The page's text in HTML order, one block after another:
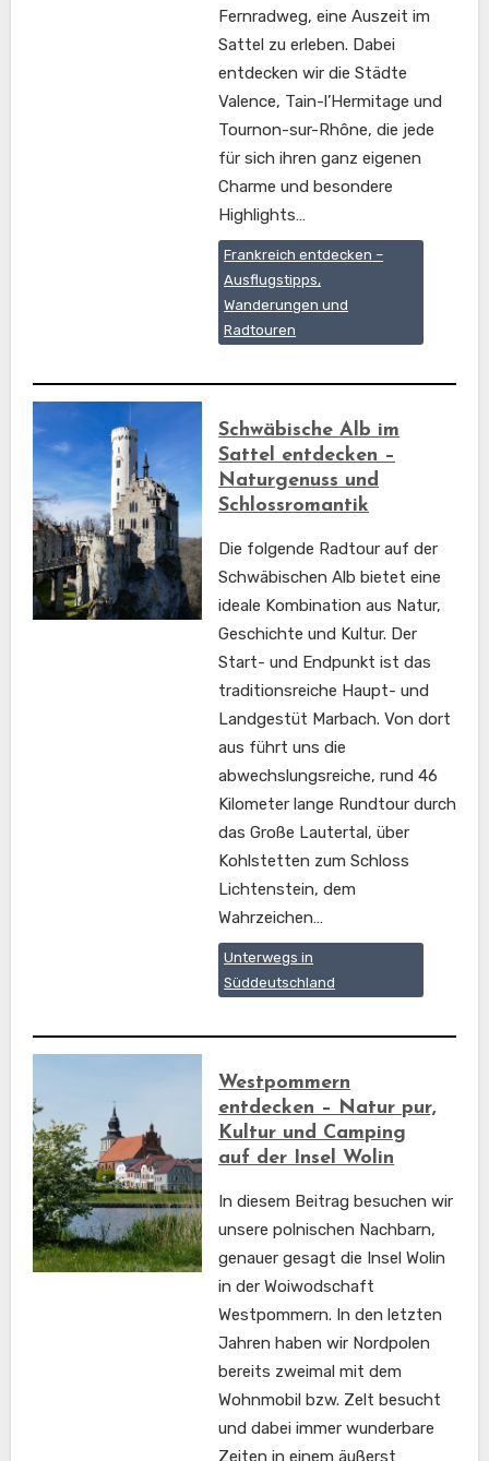
Fernradweg, eine Auszeit im
Sattel zu erleben. Dabei
entdecken wir die Städte
Valence, Tain-l’Hermitage und
Tournon-sur-Rhône, die jede
für sich ihren ganz eigenen
Charme und besondere
Highlights…
Frankreich entdecken –
Ausflugstipps,
Wanderungen und
Radtouren
Schwäbische Alb im
Sattel entdecken –
Naturgenuss und
Schlossromantik
Die folgende Radtour auf der
Schwäbischen Alb bietet eine
ideale Kombination aus Natur,
Geschichte und Kultur. Der
Start- und Endpunkt ist das
traditionsreiche Haupt- und
Landgestüt Marbach. Von dort
aus führt uns die
abwechslungsreiche, rund 46
Kilometer lange Rundtour durch
das Große Lautertal, über
Kohlstetten zum Schloss
Lichtenstein, dem
Wahrzeichen…
Unterwegs in
Süddeutschland
Westpommern
entdecken – Natur pur,
Kultur und Camping
auf der Insel Wolin
In diesem Beitrag besuchen wir
unsere polnischen Nachbarn,
genauer gesagt die Insel Wolin
in der Woiwodschaft
Westpommern. In den letzten
Jahren haben wir Nordpolen
bereits zweimal mit dem
Wohnmobil bzw. Zelt besucht
und dabei immer wunderbare
Zeiten in einem äußerst